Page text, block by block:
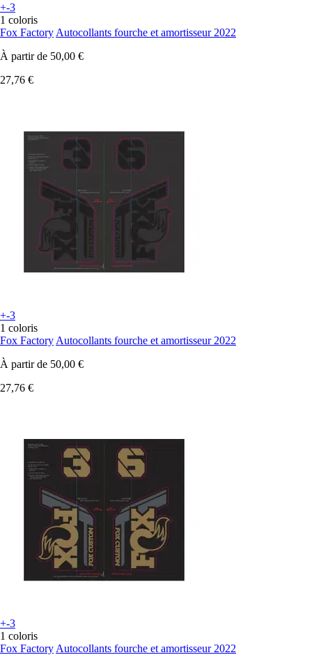
+-3
1 coloris
Fox Factory Autocollants fourche et amortisseur 2022
À partir de 50,00 €
27,76 €
+-3
1 coloris
Fox Factory Autocollants fourche et amortisseur 2022
À partir de 50,00 €
27,76 €
+-3
1 coloris
Fox Factory Autocollants fourche et amortisseur 2022